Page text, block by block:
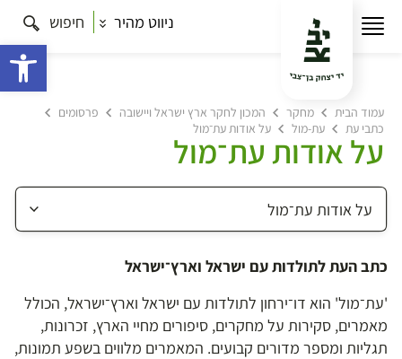
ניווט מהיר חיפוש
עמוד הבית מחקר המכון לחקר ארץ ישראל ויישובה
פרסומים
כתבי עת
עת-מול על אודות עת־מול
על אודות עת־מול
כתב העת לתולדות עם ישראל וארץ־ישראל
'עת־מול' הוא דו־ירחון לתולדות עם ישראל וארץ־ישראל, הכולל
מאמרים, סקירות על מחקרים, סיפורים מחיי הארץ, זכרונות,
תגליות ומספר מדורים קבועים. המאמרים מלווים בשפע תמונות,